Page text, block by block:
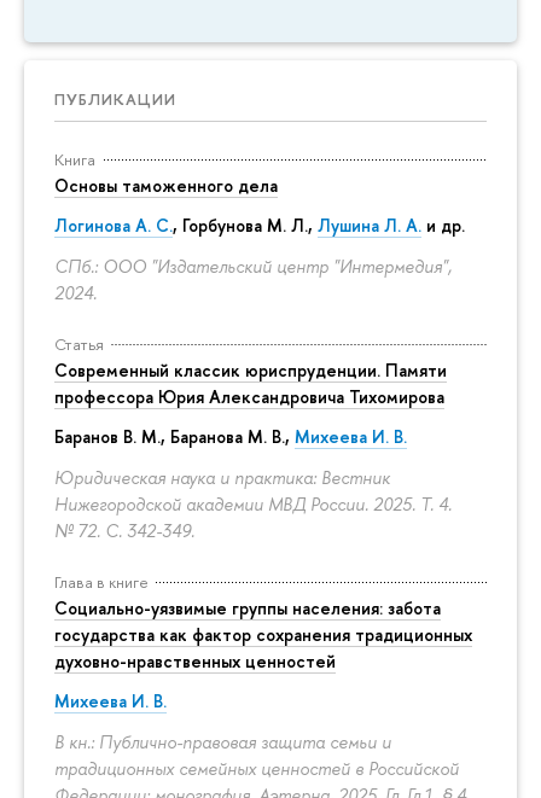
ПУБЛИКАЦИИ
Книга
Основы таможенного дела
Логинова А. С., Горбунова М. Л., Лушина Л. А. и др.
СПб.: ООО "Издательский центр "Интермедия",
2024.
Статья
Современный классик юриспруденции. Памяти
профессора Юрия Александровича Тихомирова
Баранов В. М., Баранова М. В., Михеева И. В.
Юридическая наука и практика: Вестник
Нижегородской академии МВД России. 2025. Т. 4.
№ 72. С. 342-349.
Глава в книге
Социально-уязвимые группы населения: забота
государства как фактор сохранения традиционных
духовно-нравственных ценностей
Михеева И. В.
В кн.: Публично-правовая защита семьи и
традиционных семейных ценностей в Российской